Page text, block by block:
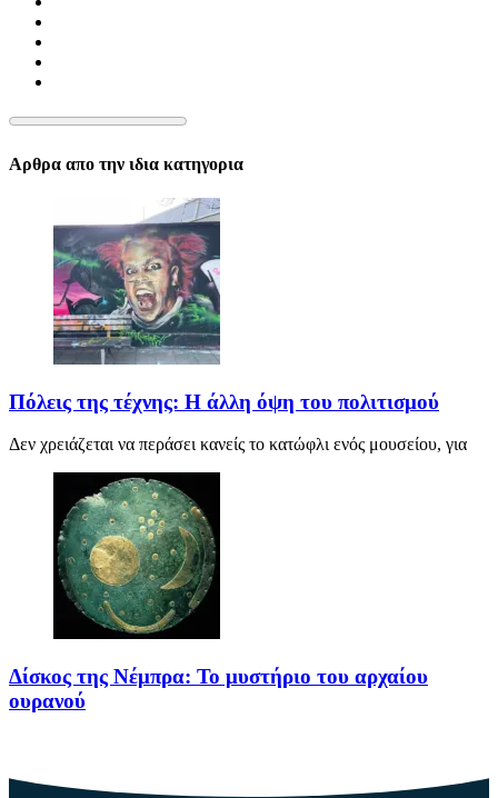
Αρθρα απο την ιδια κατηγορια
Πόλεις της τέχνης: Η άλλη όψη του πολιτισμού
Δεν χρειάζεται να περάσει κανείς το κατώφλι ενός μουσείου, για
Δίσκος της Νέμπρα: Το μυστήριο του αρχαίου
ουρανού